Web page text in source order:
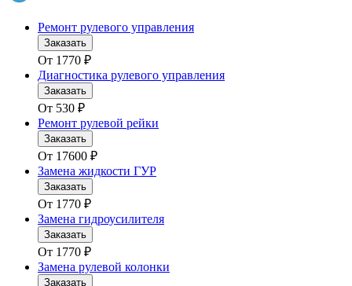
Ремонт рулевого управления
Заказать
От 1770 ₽
Диагностика рулевого управления
Заказать
От 530 ₽
Ремонт рулевой рейки
Заказать
От 17600 ₽
Замена жидкости ГУР
Заказать
От 1770 ₽
Замена гидроусилителя
Заказать
От 1770 ₽
Замена рулевой колонки
Заказать